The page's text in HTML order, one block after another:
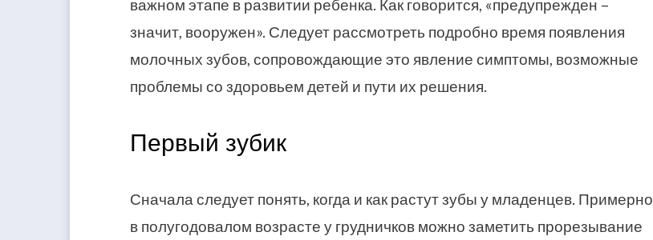
важном этапе в развитии ребенка. Как говорится, «предупрежден –
значит, вооружен». Следует рассмотреть подробно время появления
молочных зубов, сопровождающие это явление симптомы, возможные
проблемы со здоровьем детей и пути их решения.
Первый зубик
Сначала следует понять, когда и как растут зубы у младенцев. Примерно
в полугодовалом возрасте у грудничков можно заметить прорезывание